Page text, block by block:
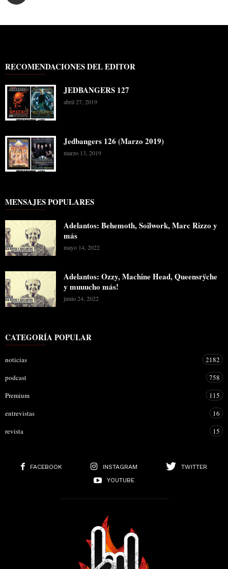
RECOMENDACIONES DEL EDITOR
JEDBANGERS 127
abril 27, 2019
Jedbangers 126 (Marzo 2019)
marzo 13, 2019
MENSAJES POPULARES
Adelantos: Behemoth, Soilwork, Marc Rizzo y
más
mayo 14, 2022
Adelantos: Ozzy, Machine Head, Queensrÿche
y muuucho más!
junio 24, 2022
CATEGORÍA POPULAR
noticias
2182
podcast
758
Premium
115
entrevistas
16
revista
15
FACEBOOK INSTAGRAM
TWITTER
YOUTUBE